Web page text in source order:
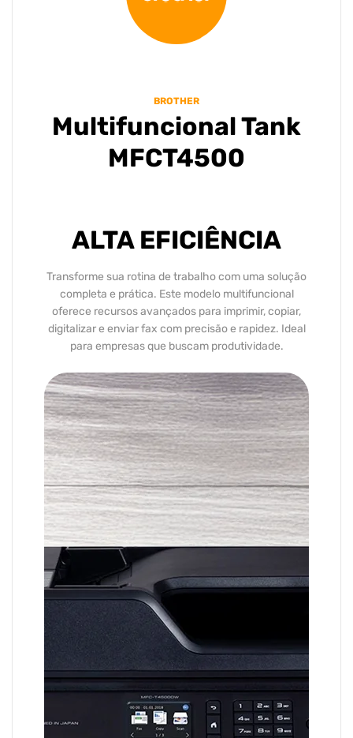
BROTHER
Multifuncional Tank
MFCT4500
ALTA EFICIÊNCIA
Transforme sua rotina de trabalho com uma solução
completa e prática. Este modelo multifuncional
oferece recursos avançados para imprimir, copiar,
digitalizar e enviar fax com precisão e rapidez. Ideal
para empresas que buscam produtividade.